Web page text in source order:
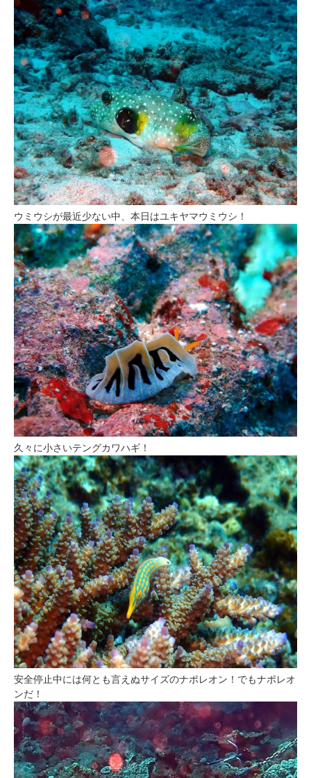
ウミウシが最近少ない中、本日はユキヤマウミウシ！
久々に小さいテングカワハギ！
安全停止中には何とも言えぬサイズのナポレオン！でもナポレオ
ンだ！